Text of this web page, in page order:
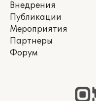
Внедрения
Публикации
Мероприятия
Партнеры
Форум